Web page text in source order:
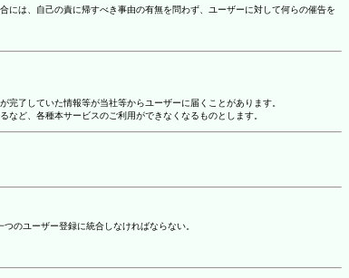
は、自己の責に帰すべき事由の有無を問わず、ユーザーに対して何らの催告を
了していた情報等が当社等からユーザーに届くことがあります。
ど、各種本サービスのご利用ができなくなるものとします。
のユーザー登録に統合しなければならない。